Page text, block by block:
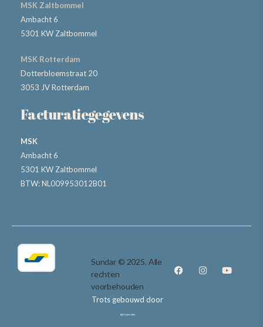
MSK Zaltbommel
Ambacht 6
5301 KW Zaltbommel
MSK Rotterdam
Dotterbloemstraat 20
3053 JV Rotterdam
Facturatiegegevens
MSK
Ambacht 6
5301 KW Zaltbommel
BTW: NL009953012B01
Sundar © 2025. Alle
rechten
voorbehouden
Trots gebouwd door